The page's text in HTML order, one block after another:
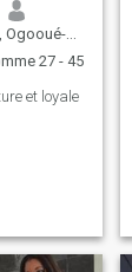
Gabon
27 - 45
et loyale